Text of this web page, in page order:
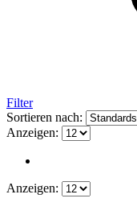
Filter
Sortieren nach:
Anzeigen:
Anzeigen: